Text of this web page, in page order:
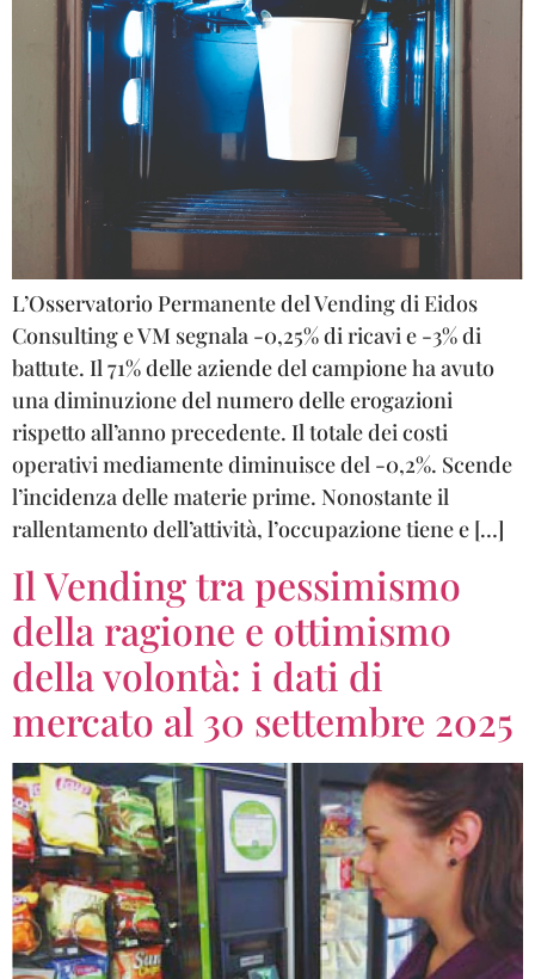
L’Osservatorio Permanente del Vending di Eidos
Consulting e VM segnala -0,25% di ricavi e -3% di
battute. Il 71% delle aziende del campione ha avuto
una diminuzione del numero delle erogazioni
rispetto all’anno precedente. Il totale dei costi
operativi mediamente diminuisce del -0,2%. Scende
l’incidenza delle materie prime. Nonostante il
rallentamento dell’attività, l’occupazione tiene e […]
Il Vending tra pessimismo
della ragione e ottimismo
della volontà: i dati di
mercato al 30 settembre 2025